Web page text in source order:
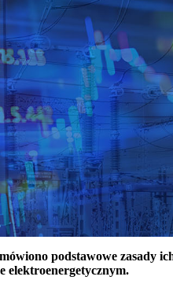
podstawowe zasady
elektroenergetycznym.